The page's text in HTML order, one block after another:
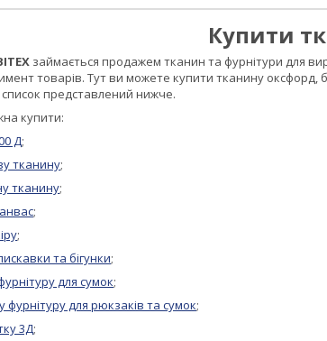
Купити
займається продажем тканин та фурнітури для
товарів. Тут ви можете купити тканину
представлений нижче.
купити:
Д;
тканину;
тканину;
;
;
та бігунки;
для сумок;
фурнітуру для рюкзаків та сумок;
3Д;